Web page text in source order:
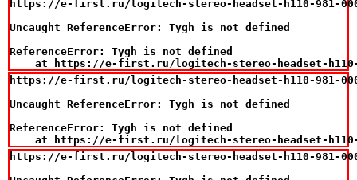
https://e-first.ru/logitech-stereo-headset-h110-981-
Uncaught ReferenceError: Tygh is not defined
ReferenceError: Tygh is not defined
at https://e-first.ru/logitech-stereo-headset-
https://e-first.ru/logitech-stereo-headset-h110-981-
Uncaught ReferenceError: Tygh is not defined
ReferenceError: Tygh is not defined
at https://e-first.ru/logitech-stereo-headset-
https://e-first.ru/logitech-stereo-headset-h110-981-